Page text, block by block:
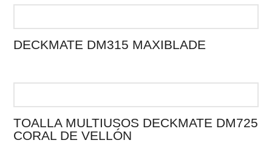
DECKMATE DM315 MAXIBLADE
TOALLA MULTIUSOS DECKMATE DM725
CORAL DE VELLÓN